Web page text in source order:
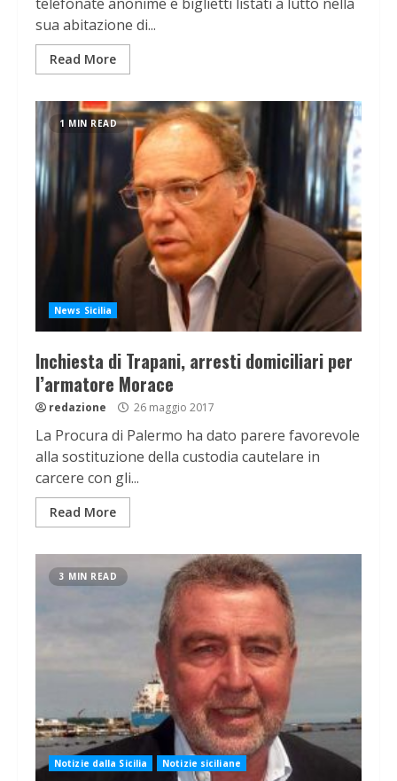
sua abitazione di...
Read More
1 MIN READ
News Sicilia
Inchiesta di Trapani, arresti domiciliari per
l’armatore Morace
redazione 26 maggio 2017
La Procura di Palermo ha dato parere favorevole
alla sostituzione della custodia cautelare in
carcere con gli...
Read More
3 MIN READ
Notizie dalla Sicilia Notizie siciliane